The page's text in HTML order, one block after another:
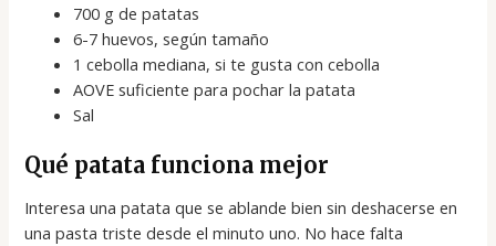
700 g de patatas
6-7 huevos, según tamaño
1 cebolla mediana, si te gusta con cebolla
AOVE suficiente para pochar la patata
Sal
Qué patata funciona mejor
Interesa una patata que se ablande bien sin deshacerse en
una pasta triste desde el minuto uno. No hace falta